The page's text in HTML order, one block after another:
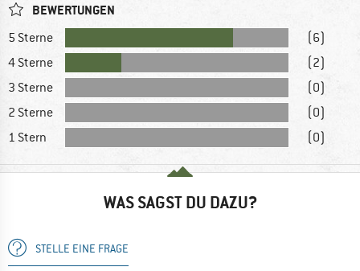
BEWERTUNGEN
5 Sterne
(6)
4 Sterne
(2)
3 Sterne
(0)
2 Sterne
(0)
1 Stern
(0)
WAS SAGST DU DAZU?
STELLE EINE FRAGE